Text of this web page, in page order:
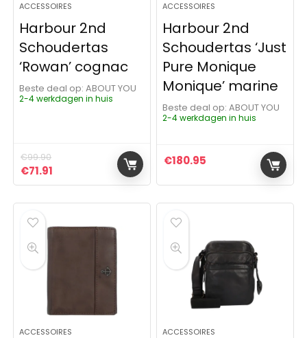
ACCESSOIRES
Harbour 2nd
Schoudertas
‘Rowan’ cognac
Beste deal op:
ABOUT YOU
2-4 werkdagen in huis
€99.90
Oorspronkelijke prijs was: €99.90.
€71.91 Huidige prijs is: €71.91.
ACCESSOIRES
Harbour 2nd
Schoudertas ‘Just
Pure Monique
Monique’ marine
Beste deal op:
ABOUT YOU
2-4 werkdagen in huis
€180.95
ACCESSOIRES ACCESSOIRES